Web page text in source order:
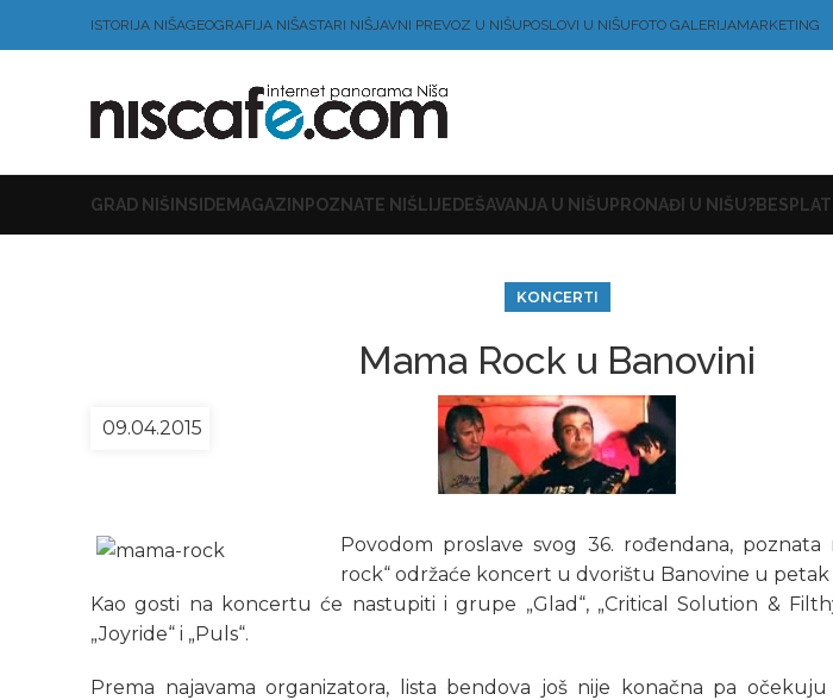
ISTORIJA NIŠAGEOGRAFIJA NIŠASTARI NIŠJAVNI PREVOZ U NIŠUPOSLOVI U NIŠUFOTO GALERIJAMARKETING
GRAD NIŠ INSIDE MAGAZIN POZNATE NIŠLIJE DEŠAVANJA U NIŠU PRONAĐI U NIŠU?
KONCERTI
Mama Rock u Banovini
09.04.2015
Povodom proslave svog 36. rođendana, poznata
rock“ održaće koncert u dvorištu Banovine u petak
Kao gosti na koncertu će nastupiti i grupe „Glad“, „Critical Solution & Filthy
„Joyride“ i „Puls“.
Prema najavama organizatora, lista bendova još nije konačna pa